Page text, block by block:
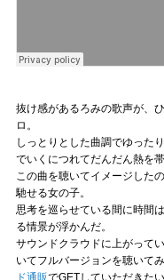
抜け感があるろみの歌声が、
ロ。
しっとりとした曲調でゆった
でいくにつれてだんだん熱を
この曲を聴いてイメージした
馳せる女の子。
思考を巡らせている間に時間
る情景が浮かんだ。
サウンドクラウドに上がって
いてフルバージョンを聴いて